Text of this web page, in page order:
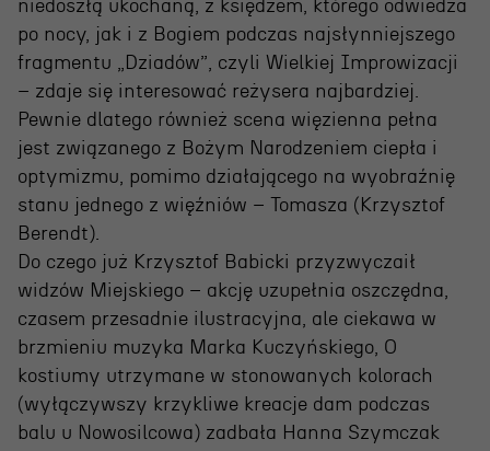
OSIECKA. ARCHIPELAGI
reż. Jacek Bała
niedoszłą ukochaną, z księdzem, którego odwiedza
po nocy, jak i z Bogiem podczas najsłynniejszego
fragmentu „Dziadów”, czyli Wielkiej Improwizacji
– zdaje się interesować reżysera najbardziej.
Pewnie dlatego również scena więzienna pełna
jest związanego z Bożym Narodzeniem ciepła i
optymizmu, pomimo działającego na wyobraźnię
stanu jednego z więźniów – Tomasza (Krzysztof
Berendt).
Do czego już Krzysztof Babicki przyzwyczaił
widzów Miejskiego – akcję uzupełnia oszczędna,
czasem przesadnie ilustracyjna, ale ciekawa w
brzmieniu muzyka Marka Kuczyńskiego, O
kostiumy utrzymane w stonowanych kolorach
(wyłączywszy krzykliwe kreacje dam podczas
balu u Nowosilcowa) zadbała Hanna Szymczak